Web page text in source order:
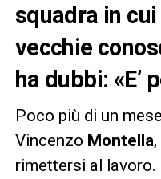
squadra in
vecchie
ha dubbi: «E’
Poco più di un
Vincenzo Montella
rimettersi al